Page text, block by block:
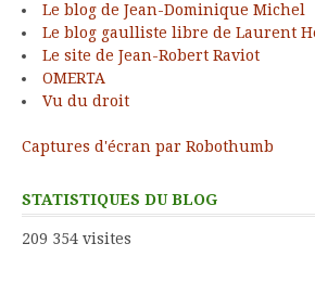
Le blog de Jean-Dominique Michel
Le blog gaulliste libre de Laurent
Le site de Jean-Robert Raviot
OMERTA
Vu du droit
Captures d'écran par Robothumb
STATISTIQUES DU BLOG
209 354 visites